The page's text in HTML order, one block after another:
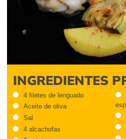
INGREDIENTES
4 filetes de lenguado
Aceite de oliva
Sal
4 alcachofas